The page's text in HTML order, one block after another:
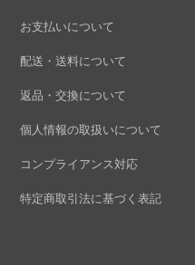
お支払いについて
配送・送料について
返品・交換について
個人情報の取扱いについて
コンプライアンス対応
特定商取引法に基づく表記